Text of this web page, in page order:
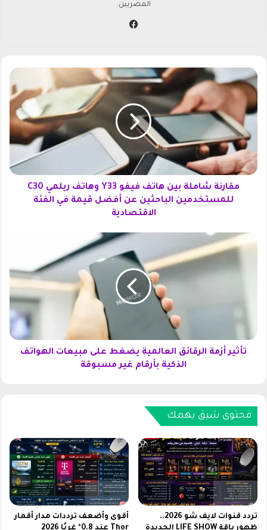
المصريين.
م
ق
ر
ش
م
و
ت
ف
ر
ي
C
3
مقارنة شاملة بين هاتف فيفو Y33 وهاتف ريلمي C30
للمستخدمين الباحثين عن أفضل قيمة في الفئة
الاقتصادية
ة
ق
ل
ع
ا
م
ي
ة
تأثير أزمة الرقائق العالمية يضغط على مبيعات الهواتف
الذكية بأرقام غير مسبوقة
محتوى شيق يهمك
تردد قنوات لايف شو 2026..
ظهور باقة LIFE SHOW الجديدة
أقوى وأضعف ترددات مدار أقمار
Thor عند 0.8° غربًا 2026